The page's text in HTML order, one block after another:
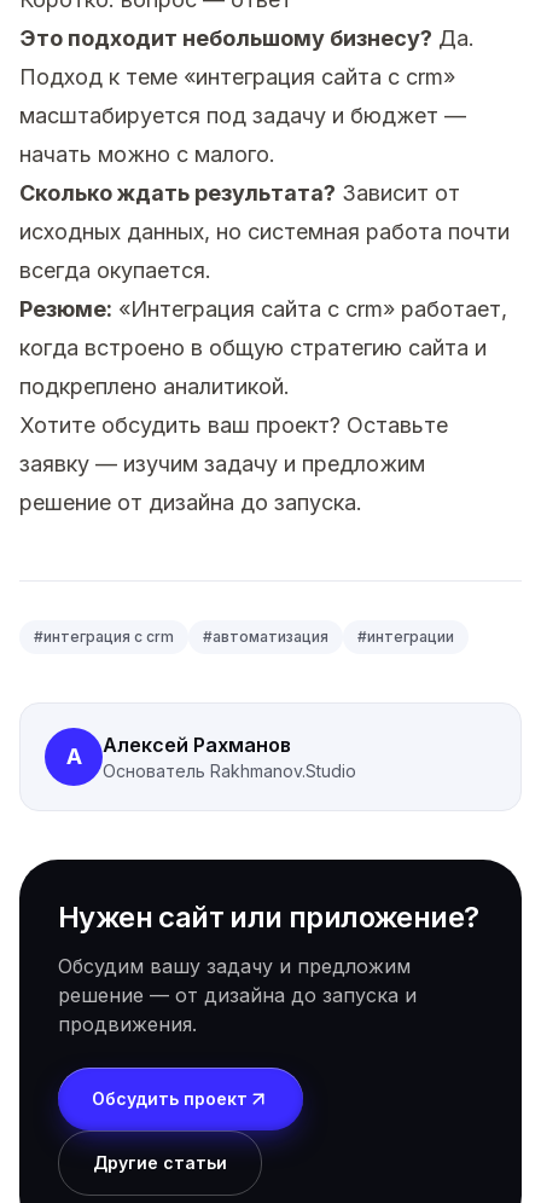
Это подходит небольшому бизнесу? Да.
Подход к теме «интеграция сайта с crm»
масштабируется под задачу и бюджет —
начать можно с малого.
Сколько ждать результата? Зависит от
исходных данных, но системная работа почти
всегда окупается.
Резюме: «Интеграция сайта с crm» работает,
когда встроено в общую стратегию сайта и
подкреплено аналитикой.
Хотите обсудить ваш проект? Оставьте
заявку — изучим задачу и предложим
решение от дизайна до запуска.
#интеграция с crm #автоматизация #интеграции
А Алексей Рахманов
Основатель Rakhmanov.Studio
Нужен сайт или приложение?
Обсудим вашу задачу и предложим
решение — от дизайна до запуска и
продвижения.
Обсудить проект
Другие статьи